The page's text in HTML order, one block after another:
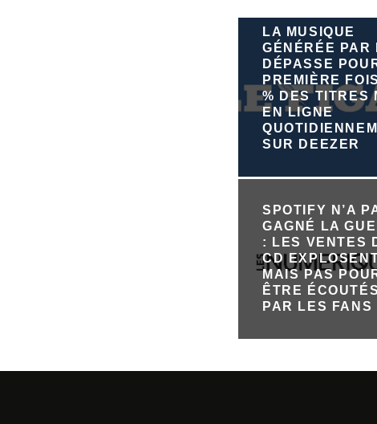
LA MUSIQUE
GÉNÉRÉE PAR
DÉPASSE
PREMIÈRE
% DES TITRES
EN LIGNE
SUR DEEZER
SPOTIFY N’A
GAGNÉ LA
: LES VENTES
CD
MAIS PAS
ÊTRE ÉCOUTÉS
PAR LES FANS